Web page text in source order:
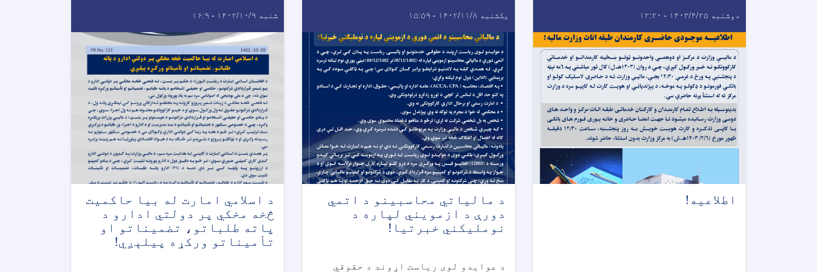
دوشنبه ۱۴۰۳/۴/۲۵ - ۱۲:۲۰
اطلاعیه!
یکشنبه ۱۴۰۲/۱۱/۸ - ۱۵:۵۹
د مالياتي محاسبينو د اتمي
دورې د ازمويني لپاره د
نومليکني خبرتیا!
د عوایدو لوی ریاست اړوند د حقوقي
شنبه ۱۴۰۲/۱۰/۹ - ۱۶:۹
د اسلامي امارت له بیا حاکمیت
څخه مخکي پر دولتي ادارو د
پاته طلباتو، تضمیناتو او
تأمیناتو ورکړه پیلېږي!